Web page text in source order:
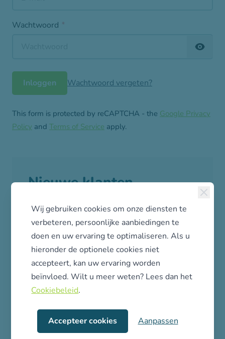
Wachtwoord
Inloggen Wachtwoord vergeten?
This form is protected by reCAPTCHA - the Google Privacy
Policy and Terms of Service apply.
Nieuwe klanten
zakelijke klanten. Vraag eenvoudig een
dealeraccount aan om toegang te krijgen tot
ons assortiment en bestellingen te kunnen
Account aanmaken
Wij gebruiken cookies om onze diensten te
verbeteren, persoonlijke aanbiedingen te
doen en uw ervaring te optimaliseren. Als u
hieronder de optionele cookies niet
accepteert, kan uw ervaring worden
beïnvloed. Wilt u meer weten? Lees dan het
Cookiebeleid.
Accepteer cookies Aanpassen